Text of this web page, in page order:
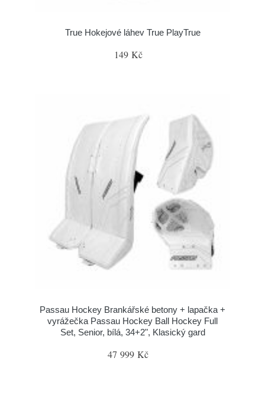
True Hokejové láhev True PlayTrue
149 Kč
Passau Hockey Brankářské betony + lapačka +
vyrážečka Passau Hockey Ball Hockey Full
Set, Senior, bílá, 34+2", Klasický gard
47 999 Kč